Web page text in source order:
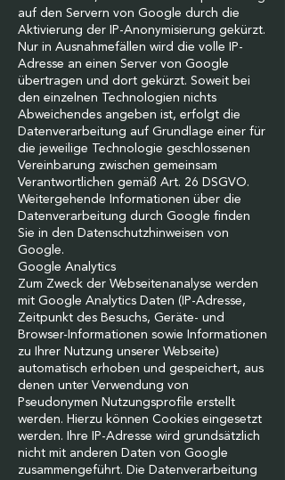
auf den Servern von Google durch die
Aktivierung der IP-Anonymisierung gekürzt.
Nur in Ausnahmefällen wird die volle IP-
Adresse an einen Server von Google
übertragen und dort gekürzt. Soweit bei
den einzelnen Technologien nichts
Abweichendes angeben ist, erfolgt die
Datenverarbeitung auf Grundlage einer für
die jeweilige Technologie geschlossenen
Vereinbarung zwischen gemeinsam
Verantwortlichen gemäß Art. 26 DSGVO.
Weitergehende Informationen über die
Datenverarbeitung durch Google finden
Sie in den Datenschutzhinweisen von
Google.
Google Analytics
Zum Zweck der Webseitenanalyse werden
mit Google Analytics Daten (IP-Adresse,
Zeitpunkt des Besuchs, Geräte- und
Browser-Informationen sowie Informationen
zu Ihrer Nutzung unserer Webseite)
automatisch erhoben und gespeichert, aus
denen unter Verwendung von
Pseudonymen Nutzungsprofile erstellt
werden. Hierzu können Cookies eingesetzt
werden. Ihre IP-Adresse wird grundsätzlich
nicht mit anderen Daten von Google
zusammengeführt. Die Datenverarbeitung